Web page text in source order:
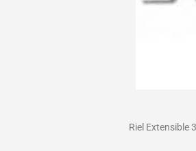
Riel Extensible